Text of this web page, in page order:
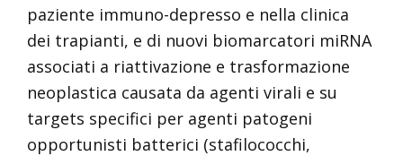
paziente immuno-depresso e nella clinica
dei trapianti, e di nuovi biomarcatori miRNA
associati a riattivazione e trasformazione
neoplastica causata da agenti virali e su
targets specifici per agenti patogeni
opportunisti batterici (stafilococchi,